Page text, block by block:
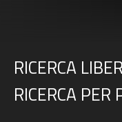
RICERCA
RICERCA PER